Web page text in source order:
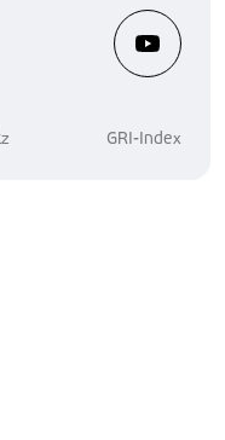
GRI-Index